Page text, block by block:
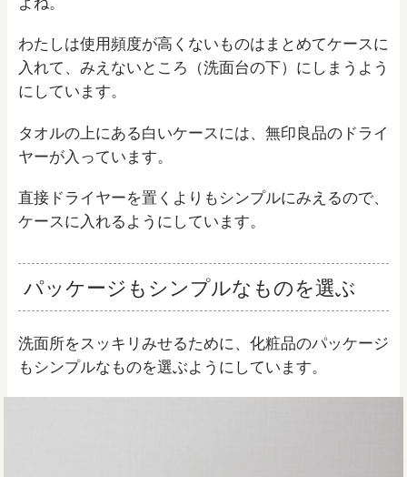
わたしは使用頻度が高くないものはまとめてケースに
入れて、みえないところ（洗面台の下）にしまうよう
にしています。
タオルの上にある白いケースには、無印良品のドライ
ヤーが入っています。
直接ドライヤーを置くよりもシンプルにみえるので、
ケースに入れるようにしています。
パッケージもシンプルなものを選ぶ
洗面所をスッキリみせるために、化粧品のパッケージ
もシンプルなものを選ぶようにしています。